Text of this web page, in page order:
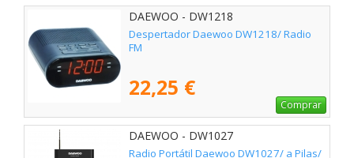
DAEWOO - DW1218
Despertador Daewoo DW1218/ Radio
FM
22,25 €
Comprar
DAEWOO - DW1027
Radio Portátil Daewoo DW1027/ a Pilas/